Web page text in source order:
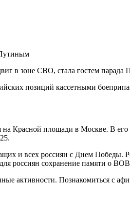
в зоне СВО, стала гостем
позиций кассетными
Красной площади в Москве. В
и всех россиян с Днем Победы.
россиян сохранение памяти о
активности. Познакомиться с